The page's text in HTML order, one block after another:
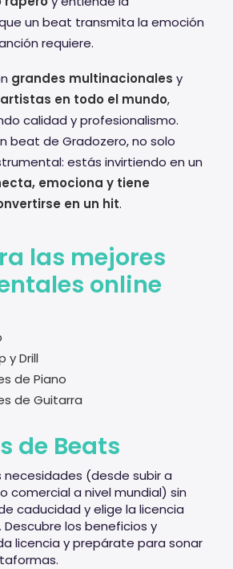
un beat transmita la emoción
requiere.
grandes multinacionales y
en todo el mundo,
calidad y profesionalismo.
beat de Gradozero, no solo
estás invirtiendo en un
emociona y tiene
en un hit.
las mejores
online
y Drill
de Piano
de Guitarra
de Beats
(desde subir a
comercial a nivel mundial) sin
caducidad y elige la licencia
los beneficios y
licencia y prepárate para sonar